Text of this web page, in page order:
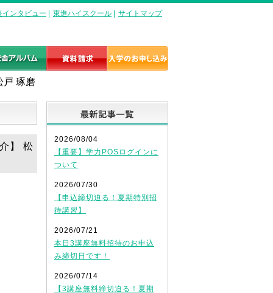
インタビュー 東進ハイスクール サイトマップ
戸 琢磨
】 松
2026/08/04
【重要】学力POSログインに
ついて
2026/07/30
【申込締切迫る！夏期特別招
待講習】
2026/07/21
本日3講座無料招待のお申込
み締切日です！
2026/07/14
【3講座無料締切迫る！夏期